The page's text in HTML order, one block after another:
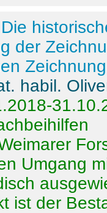
der
habil.
Umgang
ist der